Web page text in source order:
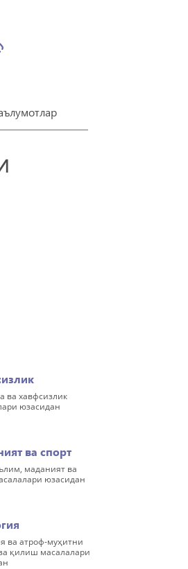
ва хавфсизлик
юзасидан
ва спорт
маданият ва
юзасидан
ва атроф-муҳитни
қилиш масалалари